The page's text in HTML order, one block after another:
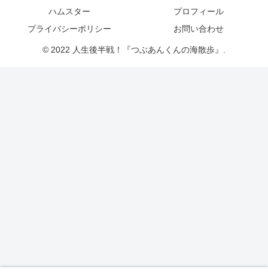
ハムスター
プロフィール
プライバシーポリシー
お問い合わせ
© 2022 人生後半戦！『つぶあんくんの海散歩』.